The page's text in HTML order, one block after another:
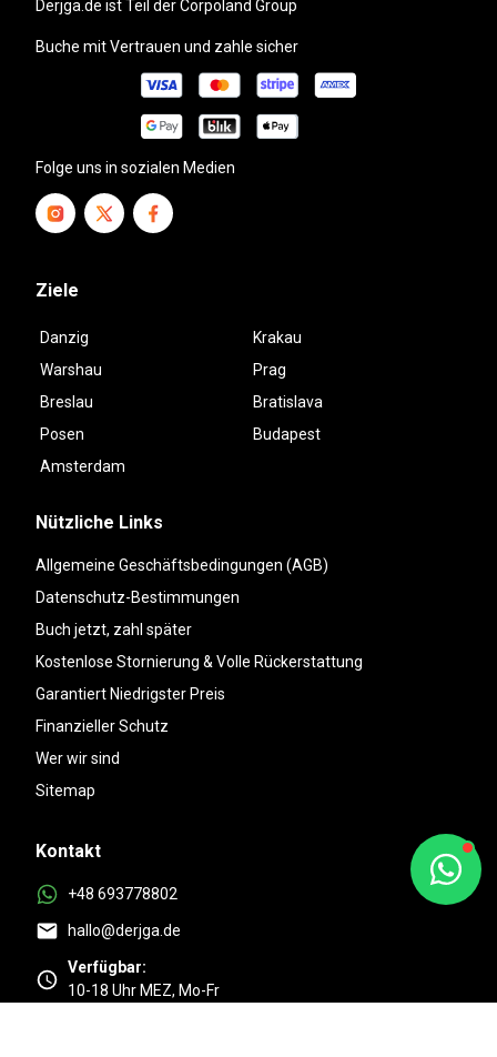
derjga.de ist Teil der Corpoland Group
Buche mit Vertrauen und zahle sicher
Folge uns in sozialen Medien
Ziele
Danzig
Krakau
Warshau
Prag
Breslau
Bratislava
Posen
Budapest
Amsterdam
Nützliche Links
Allgemeine Geschäftsbedingungen (AGB)
Datenschutz-Bestimmungen
Buch jetzt, zahl später
Kostenlose Stornierung & Volle Rückerstattung
Garantiert Niedrigster Preis
Finanzieller Schutz
Wer wir sind
Sitemap
Kontakt
+48 693778802
hallo@derjga.de
Verfügbar:
10-18 Uhr MEZ, Mo-Fr